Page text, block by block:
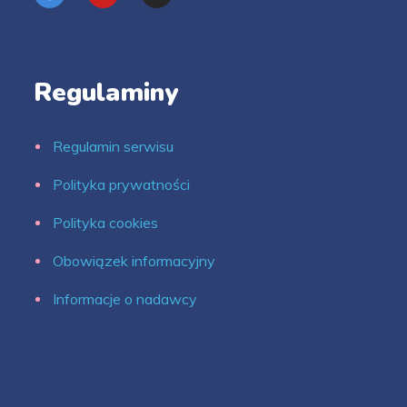
Regulaminy
Regulamin serwisu
Polityka prywatności
Polityka cookies
Obowiązek informacyjny
Informacje o nadawcy